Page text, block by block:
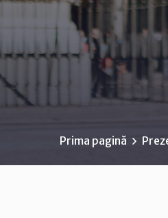
Prima pagină